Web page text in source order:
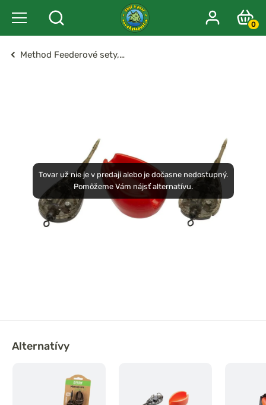
0
Method Feederové sety,…
Tovar už nie je v predaji alebo je dočasne nedostupný.
Pomôžeme Vám nájsť alternatívu.
Alternatívy